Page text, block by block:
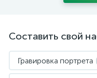
Составить свой
Гравировка портрета